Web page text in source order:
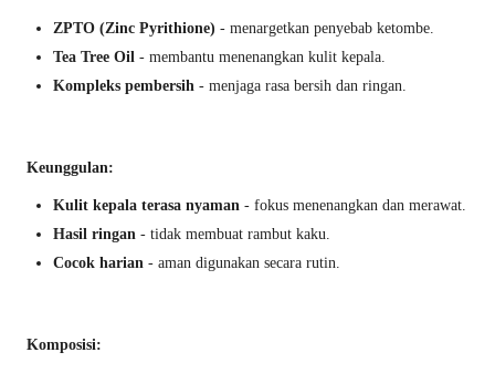
ZPTO (Zinc Pyrithione) - menargetkan penyebab ketombe.
Tea Tree Oil - membantu menenangkan kulit kepala.
Kompleks pembersih - menjaga rasa bersih dan ringan.
Keunggulan:
Kulit kepala terasa nyaman - fokus menenangkan dan merawat.
Hasil ringan - tidak membuat rambut kaku.
Cocok harian - aman digunakan secara rutin.
Komposisi: